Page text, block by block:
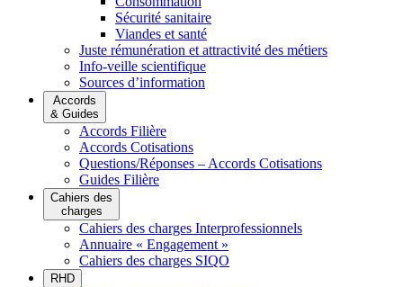
Sécurité sanitaire
Viandes et santé
Juste rémunération et attractivité des métiers
Info-veille scientifique
Sources d’information
Accords
& Guides
Accords Filière
Accords Cotisations
Questions/Réponses – Accords Cotisations
Guides Filière
Cahiers des
charges
Cahiers des charges Interprofessionnels
Annuaire « Engagement »
Cahiers des charges SIQO
RHD